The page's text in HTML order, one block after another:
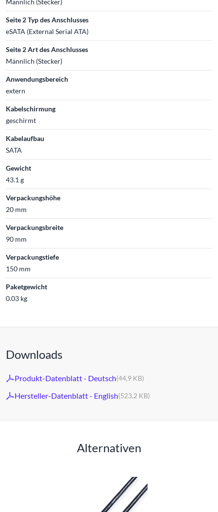
Seite 2 Typ des Anschlusses
eSATA (External Serial ATA)
Seite 2 Art des Anschlusses
Männlich (Stecker)
Anwendungsbereich
extern
Kabelschirmung
geschirmt
Kabelaufbau
SATA
Gewicht
43.1 g
Verpackungshöhe
20 mm
Verpackungsbreite
90 mm
Verpackungstiefe
150 mm
Paketgewicht
0.03 kg
Downloads
Produkt-Datenblatt - Deutsch(44,9 KB)
Hersteller-Datenblatt - English(523,2 KB)
Alternativen